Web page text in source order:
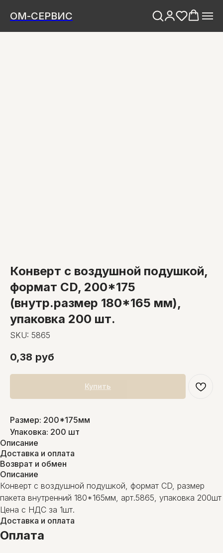
ОМ-СЕРВИС
Конверт с воздушной подушкой,
формат CD, 200*175
(внутр.размер 180*165 мм),
упаковка 200 шт.
SKU: 5865
0,38 руб
Купить
Размер: 200*175мм
Упаковка: 200 шт
Описание
Доставка и оплата
Возврат и обмен
Описание
Конверт с воздушной подушкой, формат CD, размер
пакета внутренний 180*165мм, арт.5865, упаковка 200шт
Цена с НДС за 1шт.
Доставка и оплата
Оплата